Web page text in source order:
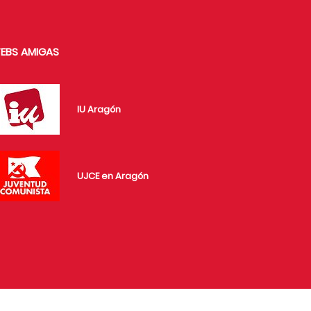
AMIGAS
IU Aragón
UJCE en Aragón